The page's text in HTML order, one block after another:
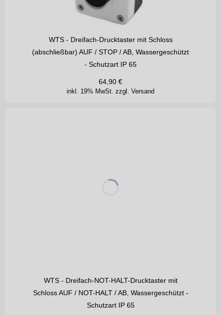
WTS - Dreifach-Drucktaster mit Schloss
(abschließbar) AUF / STOP / AB, Wassergeschützt
- Schutzart IP 65
inkl. 19% MwSt. zzgl. Versand
64,90 €
WTS - Dreifach-NOT-HALT-Drucktaster mit
Schloss AUF / NOT-HALT / AB, Wassergeschützt -
Schutzart IP 65